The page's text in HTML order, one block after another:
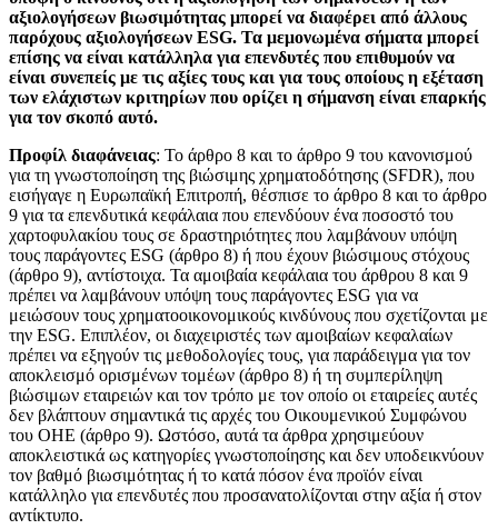
αξιολογήσεων βιωσιμότητας μπορεί να διαφέρει από άλλους
παρόχους αξιολογήσεων ESG. Τα μεμονωμένα σήματα μπορεί
επίσης να είναι κατάλληλα για επενδυτές που επιθυμούν να
είναι συνεπείς με τις αξίες τους και για τους οποίους η εξέταση
των ελάχιστων κριτηρίων που ορίζει η σήμανση είναι επαρκής
για τον σκοπό αυτό.
Προφίλ διαφάνειας: Το άρθρο 8 και το άρθρο 9 του κανονισμού
για τη γνωστοποίηση της βιώσιμης χρηματοδότησης (SFDR), που
εισήγαγε η Ευρωπαϊκή Επιτροπή, θέσπισε το άρθρο 8 και το άρθρο
9 για τα επενδυτικά κεφάλαια που επενδύουν ένα ποσοστό του
χαρτοφυλακίου τους σε δραστηριότητες που λαμβάνουν υπόψη
τους παράγοντες ESG (άρθρο 8) ή που έχουν βιώσιμους στόχους
(άρθρο 9), αντίστοιχα. Τα αμοιβαία κεφάλαια του άρθρου 8 και 9
πρέπει να λαμβάνουν υπόψη τους παράγοντες ESG για να
μειώσουν τους χρηματοοικονομικούς κινδύνους που σχετίζονται με
την ESG. Επιπλέον, οι διαχειριστές των αμοιβαίων κεφαλαίων
πρέπει να εξηγούν τις μεθοδολογίες τους, για παράδειγμα για τον
αποκλεισμό ορισμένων τομέων (άρθρο 8) ή τη συμπερίληψη
βιώσιμων εταιρειών και τον τρόπο με τον οποίο οι εταιρείες αυτές
δεν βλάπτουν σημαντικά τις αρχές του Οικουμενικού Συμφώνου
του ΟΗΕ (άρθρο 9). Ωστόσο, αυτά τα άρθρα χρησιμεύουν
αποκλειστικά ως κατηγορίες γνωστοποίησης και δεν υποδεικνύουν
τον βαθμό βιωσιμότητας ή το κατά πόσον ένα προϊόν είναι
κατάλληλο για επενδυτές που προσανατολίζονται στην αξία ή στον
αντίκτυπο.